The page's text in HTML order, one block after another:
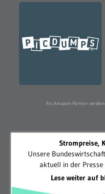
Als Amazon-Partner
Strompreise,
Unsere
aktuell in der
Lese weiter auf